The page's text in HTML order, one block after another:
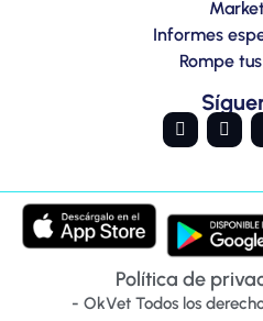
Informes
Rompe
Política de
- OkVet Todos los